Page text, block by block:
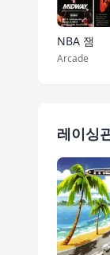
NBA 잼
Arcade
레이싱